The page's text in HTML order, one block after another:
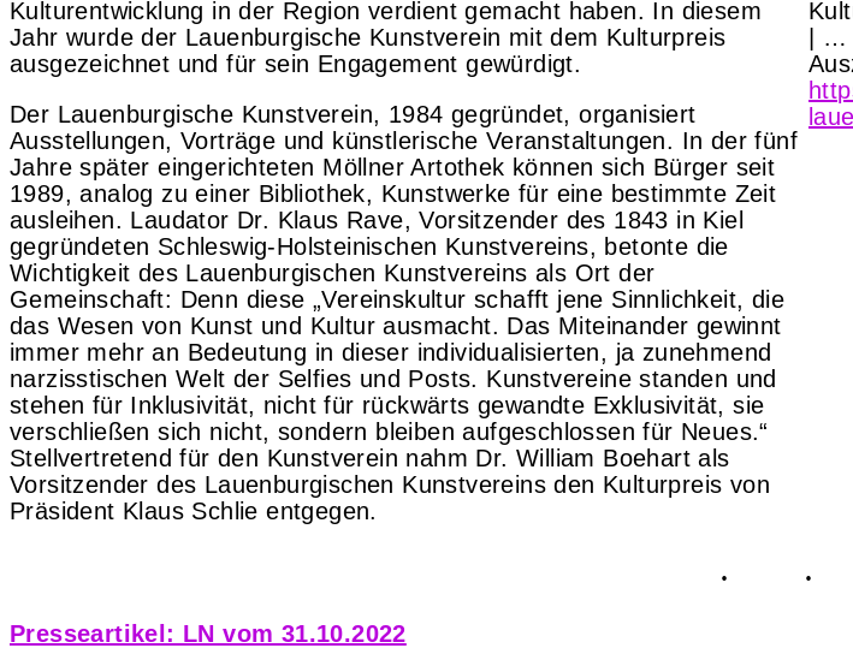
Kulturentwicklung in der Region verdient gemacht haben. In diesem
Jahr wurde der Lauenburgische Kunstverein mit dem Kulturpreis
ausgezeichnet und für sein Engagement gewürdigt.
Der Lauenburgische Kunstverein, 1984 gegründet, organisiert
Ausstellungen, Vorträge und künstlerische Veranstaltungen. In der fünf
Jahre später eingerichteten Möllner Artothek können sich Bürger seit
1989, analog zu einer Bibliothek, Kunstwerke für eine bestimmte Zeit
ausleihen. Laudator Dr. Klaus Rave, Vorsitzender des 1843 in Kiel
gegründeten Schleswig-Holsteinischen Kunstvereins, betonte die
Wichtigkeit des Lauenburgischen Kunstvereins als Ort der
Gemeinschaft: Denn diese „Vereinskultur schafft jene Sinnlichkeit, die
das Wesen von Kunst und Kultur ausmacht. Das Miteinander gewinnt
immer mehr an Bedeutung in dieser individualisierten, ja zunehmend
narzisstischen Welt der Selfies und Posts. Kunstvereine standen und
stehen für Inklusivität, nicht für rückwärts gewandte Exklusivität, sie
verschließen sich nicht, sondern bleiben aufgeschlossen für Neues.“
Stellvertretend für den Kunstverein nahm Dr. William Boehart als
Vorsitzender des Lauenburgischen Kunstvereins den Kulturpreis von
Präsident Klaus Schlie entgegen.
| …
Presseartikel: LN vom 31.10.2022